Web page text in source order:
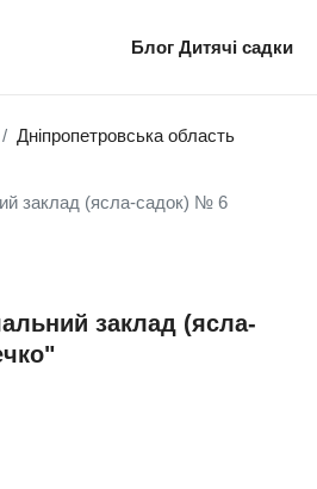
Блог Дитячі садки
Дніпропетровська область
заклад (ясла-садок) № 6
заклад (ясла-